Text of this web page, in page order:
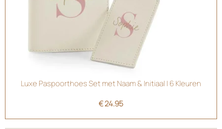
Luxe Paspoorthoes Set met Naam & Initiaal | 6 Kleuren
€24.95